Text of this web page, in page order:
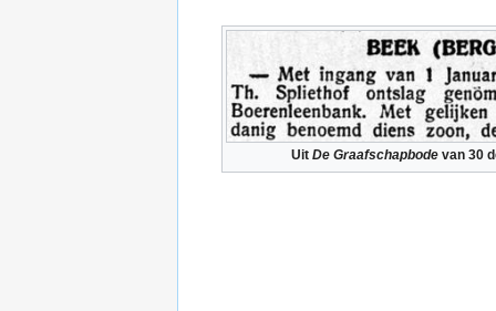
Uit De Graafschapbode van 30